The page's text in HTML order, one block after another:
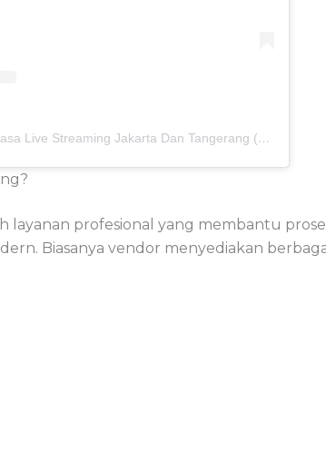
Sebuah kiriman dibagikan oleh Jasa Live Streaming Jakarta Dan Tangerang (@jasalivestreamingjakarta)
layanan profesional yang membantu
Biasanya vendor menyediakan